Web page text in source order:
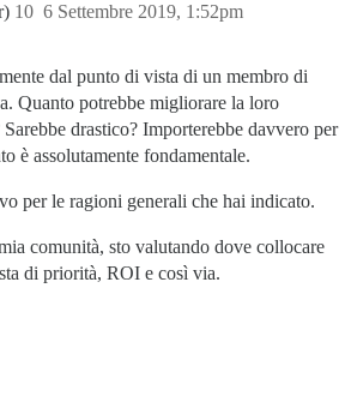
6 Settembre 2019, 1:52pm
10
dal punto di vista di un membro di
Quanto potrebbe migliorare la loro
drastico? Importerebbe davvero per
è assolutamente fondamentale.
per le ragioni generali che hai indicato.
comunità, sto valutando dove collocare
di priorità, ROI e così via.